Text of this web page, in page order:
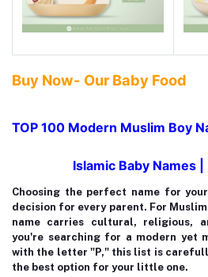
Buy Now- Our Baby Food
TOP 100 Modern Muslim Boy
Islamic Baby Names
Choosing the perfect name for
decision for every parent. For
name carries cultural, religious,
you're searching for a modern yet
with the letter "P," this list is
the best option for your little one.